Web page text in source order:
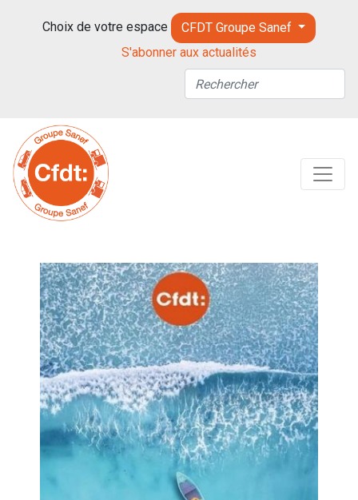
Choix de votre espace
CFDT Groupe Sanef
S'abonner aux actualités